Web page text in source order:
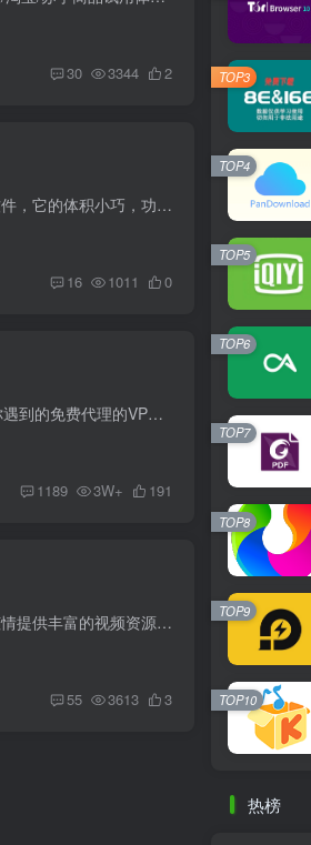
30 3344 2
Qrcode动态二维码制作工具string to qrcode是一款专业的二维码制作软件，它的体积小巧，功能强大，支持自定义文字动态二维码制作，并且string to qrcode可以将动图变成二维码存在的，非常有特色...
16 1011 0
你不喜欢复杂代理浏览器的配置?你不觉得安全，同时需要浏览保护？你遇到的免费代理的VPN服务的限制？你想超越cencor在你的国家？UPX浏览器是一款代理网站浏览程序，这就是你正在寻找最佳的解决...
1189 3W+ 191
油果浏览器app是一款非常强大的手机浏览器app，油果浏览器为用户倾情提供丰富的视频资源和个性推荐内容，超清视频播放让你大饱眼福，感兴趣的朋友可以下载体验哦 新版特色 1.修复一些小问题。2....
55 3613 3
TOP3
TOP4
TOP5
TOP6
TOP7
TOP8
TOP9
TOP10
热榜